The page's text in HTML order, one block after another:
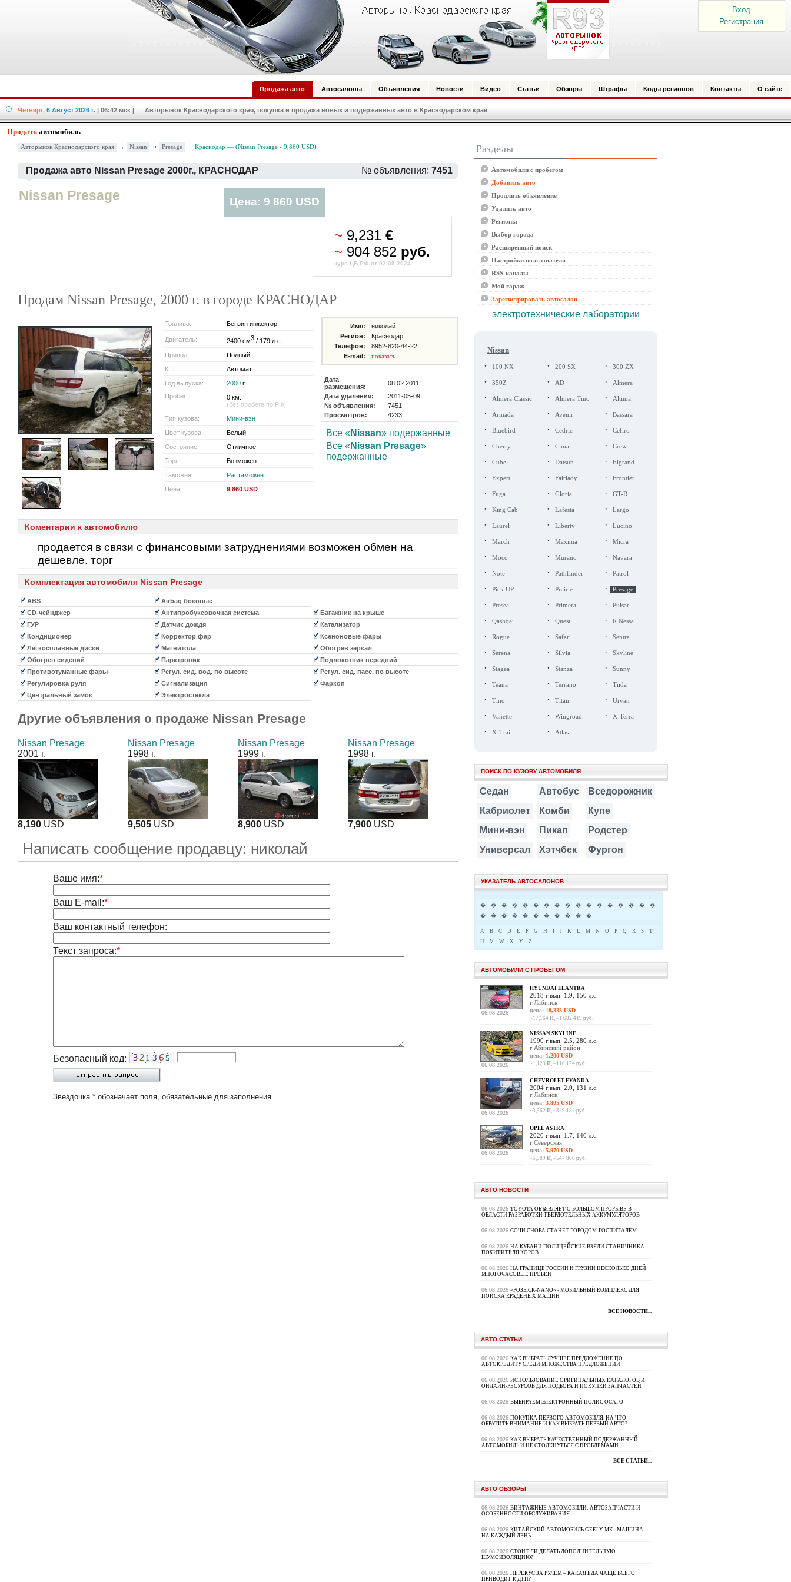
Вход
Регистрация
Продажа авто Автосалоны Объявления Новости Видео Статьи Обзоры Штрафы Коды регионов Контакты О сайте
Четверг, 6 Август 2026 г. | 06:42 мск | Авторынок Краснодарского края, покупка и продажа новых и подержанных авто в Краснодарском крае
Продать автомобиль
Авторынок Краснодарского края → Nissan Presage → Краснодар — (Nissan Presage - 9,860 USD)
Продажа авто Nissan Presage 2000г., КРАСНОДАР № объявления: 7451
Nissan Presage Цена: 9 860 USD
~ 9,231€
~ 904 852 руб.
курс ЦБ РФ от 02.05.2024
Продам Nissan Presage, 2000 г. в городе КРАСНОДАР
Топливо: Бензин инжектор
Двигатель: 2400 см3 / 179 л.с.
Привод:
Полный
КПП:
Автомат
Год выпуска:
2000 г.
Пробег:
0 км.
(без пробега по РФ)
Тип кузова:
Мини-вэн
Цвет кузова:
Белый
Состояние:
Отличное
Торг:
Возможен
Таможня:
Растаможен
Цена:
9 860 USD
Имя:
николай
Регион:
Краснодар
Телефон:
8952-820-44-22
E-mail:
показать
Дата
размещения:
08.02.2011
Дата удаления:
2011-05-09
№ объявления:
7451
Просмотров:
4233
Все « Nissan» подержанные
Все « Nissan Presage»
подержанные
Коментарии к автомобилю
продается в связи с финансовыми затруднениями возможен обмен на
дешевле. торг
Комплектация автомобиля Nissan Presage
ABS
Airbag боковые
CD-чейнджер
Антипробуксовочная система
Багажник на крыше
ГУР
Датчик дождя
Катализатор
Кондиционер
Корректор фар
Ксеноновые фары
Легкосплавные диски
Магнитола
Обогрев зеркал
Обогрев сидений
Парктроник
Подлокотник передний
Противотуманные фары
Регул. сид. вод. по высоте
Регул. сид. пасс. по высоте
Регулировка руля
Сигнализация
Фаркоп
Центральный замок
Электростекла
Другие объявления о продаже Nissan Presage
Nissan Presage
2001 г.
8,190 USD
Nissan Presage
1998 г.
9,505 USD
Nissan Presage
1999 г.
8,900 USD
Nissan Presage
1998 г.
7,900 USD
Написать сообщение продавцу: николай
Ваше имя:*
Ваш E-mail:*
Ваш контактный телефон:
Текст запроса:*
Безопасный код:
Звездочка * обозначает поля, обязательные для заполнения.
Разделы
Автомобили с пробегом
Добавить авто
Продлить объявление
Удалить авто
Регионы
Выбор города
Расширенный поиск
Настройки пользователя
RSS-каналы
Мой гараж
Зарегистрировать автосалон
электротехнические лаборатории
Nissan
· 100 NX · 200 SX · 300 ZX
· 350Z · AD · Almera
· Almera Classic · Almera Tino · Altima
· Armada · Avenir · Bassara
· Bluebird · Cedric · Cefiro
· Cherry · Cima · Crew
· Cube · Datsun · Elgrand
· Expert · Fairlady · Frontier
· Fuga · Gloria · GT-R
· King Cab · Lafesta · Largo
· Laurel · Liberty · Lucino
· March · Maxima · Micra
· Moco · Murano · Navara
· Note · Pathfinder · Patrol
· Pick UP · Prairie · Presage
· Presea · Primera · Pulsar
· Qashqai · Quest · R Nessa
· Rogue · Safari · Sentra
· Serena · Silvia · Skyline
· Stagea · Stanza · Sunny
· Teana · Terrano · Tiida
· Tino · Titan · Urvan
· Vanette · Wingroad · X-Terra
· X-Trail · Atlas
ПОИСК ПО КУЗОВУ АВТОМОБИЛЯ
Седан Автобус
Вседорожник
Кабриолет
Комби
Купе
Мини-вэн
Пикап
Родстер
Универсал
Хэтчбек Фургон
УКАЗАТЕЛЬ АВТОСАЛОНОВ
� � � � � � � � � � � � � � � �
�
�
� � � � � � � � � �
A B C D E F G H I J K L M N O P Q R S
T
U
V W X Y Z
АВТОМОБИЛИ С ПРОБЕГОМ
06.08.2026
HYUNDAI ELANTRA
2018 г.вып. 1.9, 150 л.с.
г.Лабинск
цена: 18,333 USD
~17,164 И, ~1 682 419 руб.
06.08.2026
NISSAN SKYLINE
1990 г.вып. 2.5, 280 л.с.
г.Абинский район
цена: 1,200 USD
~1,123 И, ~110 124 руб.
06.08.2026
CHEVROLET EVANDA
2004 г.вып. 2.0, 131 л.с.
г.Лабинск
цена: 3,805 USD
~3,562 И, ~349 184 руб.
06.08.2026
OPEL ASTRA
2020 г.вып. 1.7, 140 л.с.
г.Северская
цена: 5,970 USD
~5,589 И, ~547 866 руб.
АВТО НОВОСТИ
06.08.2026 TOYOTA ОБЪЯВЛЯЕТ О БОЛЬШОМ ПРОРЫВЕ В
ОБЛАСТИ РАЗРАБОТКИ ТВЕРДОТЕЛЬНЫХ АККУМУЛЯТОРОВ
06.08.2026 СОЧИ СНОВА СТАНЕТ ГОРОДОМ-ГОСПИТАЛЕМ
06.08.2026 НА КУБАНИ ПОЛИЦЕЙСКИЕ ВЗЯЛИ СТАНИЧНИКА-
ПОХИТИТЕЛЯ КОРОВ
06.08.2026 НА ГРАНИЦЕ РОССИИ И ГРУЗИИ НЕСКОЛЬКО ДНЕЙ
МНОГОЧАСОВЫЕ ПРОБКИ
06.08.2026 «РОЗЫСК-NANO» - МОБИЛЬНЫЙ КОМПЛЕКС ДЛЯ
ПОИСКА КРАДЕНЫХ МАШИН
ВСЕ НОВОСТИ...
АВТО СТАТЬИ
06.08.2026 КАК ВЫБРАТЬ ЛУЧШЕЕ ПРЕДЛОЖЕНИЕ ПО
АВТОКРЕДИТУ СРЕДИ МНОЖЕСТВА ПРЕДЛОЖЕНИЙ
06.08.2026 ИСПОЛЬЗОВАНИЕ ОРИГИНАЛЬНЫХ КАТАЛОГОВ И
ОНЛАЙН-РЕСУРСОВ ДЛЯ ПОДБОРА И ПОКУПКИ ЗАПЧАСТЕЙ
06.08.2026 ВЫБИРАЕМ ЭЛЕКТРОННЫЙ ПОЛИС ОСАГО
06.08.2026 ПОКУПКА ПЕРВОГО АВТОМОБИЛЯ. НА ЧТО
ОБРАТИТЬ ВНИМАНИЕ И КАК ВЫБРАТЬ ПЕРВЫЙ АВТО?
06.08.2026 КАК ВЫБРАТЬ КАЧЕСТВЕННЫЙ ПОДЕРЖАННЫЙ
АВТОМОБИЛЬ И НЕ СТОЛКНУТЬСЯ С ПРОБЛЕМАМИ
ВСЕ СТАТЬИ...
АВТО ОБЗОРЫ
06.08.2026 ВИНТАЖНЫЕ АВТОМОБИЛИ: АВТОЗАПЧАСТИ И
ОСОБЕННОСТИ ОБСЛУЖИВАНИЯ
06.08.2026 КИТАЙСКИЙ АВТОМОБИЛЬ GEELY МК - МАШИНА
НА КАЖДЫЙ ДЕНЬ
06.08.2026 СТОИТ ЛИ ДЕЛАТЬ ДОПОЛНИТЕЛЬНУЮ
ШУМОИЗОЛЯЦИЮ?
06.08.2026 ПЕРЕКУС ЗА РУЛЁМ – КАКАЯ ЕДА ЧАЩЕ ВСЕГО
ПРИВОДИТ К ДТП?